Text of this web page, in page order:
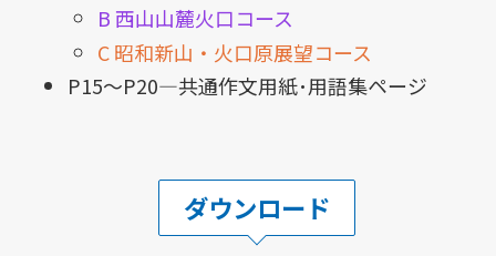
B 西山山麓火口コース
C 昭和新山・火口原展望コース
P15～P20—共通作文用紙･用語集ページ
ダウンロード